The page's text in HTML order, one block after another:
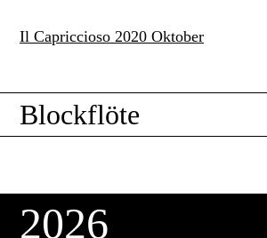
Il Capriccioso 2020 Oktober
Blockflöte
2026